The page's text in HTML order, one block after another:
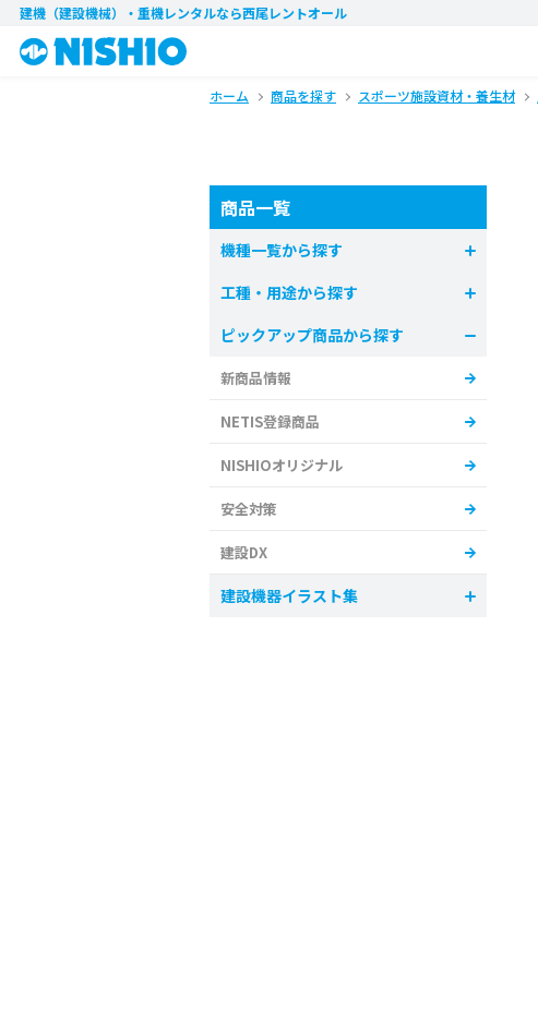
建機（建設機械）・重機レンタルなら西尾レントオール
ホーム 商品を探す スポーツ施設資材・養生材
商品一覧
機種一覧から探す
工種・用途から探す
ピックアップ商品から探す
新商品情報
NETIS登録商品
NISHIOオリジナル
安全対策
建設DX
建設機器イラスト集